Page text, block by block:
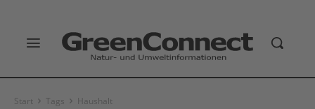
Start Tags Haushalt